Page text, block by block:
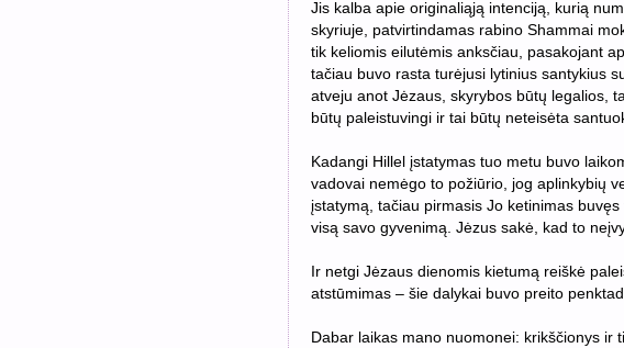
Jis kalba apie originaliąją intenciją, kurią
skyriuje, patvirtindamas rabino Shammai
tik keliomis eilutėmis anksčiau, pasakojant
tačiau buvo rasta turėjusi lytinius santykius
atveju anot Jėzaus, skyrybos būtų legalios,
būtų paleistuvingi ir tai būtų neteisėta
Kadangi Hillel įstatymas tuo metu buvo
vadovai nemėgo to požiūrio, jog aplinkybių
įstatymą, tačiau pirmasis Jo ketinimas
visą savo gyvenimą. Jėzus sakė, kad to
Ir netgi Jėzaus dienomis kietumą reiškė
atstūmimas – šie dalykai buvo preito
Dabar laikas mano nuomonei: krikščionys ir